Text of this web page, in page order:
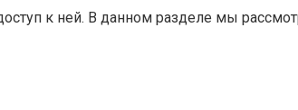
к ней. В данном разделе мы